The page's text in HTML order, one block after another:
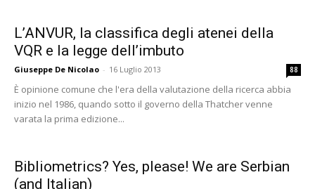
L’ANVUR, la classifica degli atenei della
VQR e la legge dell’imbuto
Giuseppe De Nicolao - 16 Luglio 2013 88
È opinione comune che l'era della valutazione della ricerca abbia
inizio nel 1986, quando sotto il governo della Thatcher venne
varata la prima edizione...
Bibliometrics? Yes, please! We are Serbian
(and Italian)